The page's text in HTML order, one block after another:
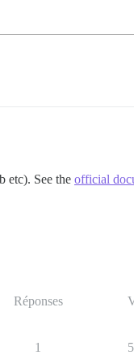
etc). See the official
Réponses
1